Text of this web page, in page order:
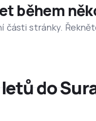
během
části stránky.
do